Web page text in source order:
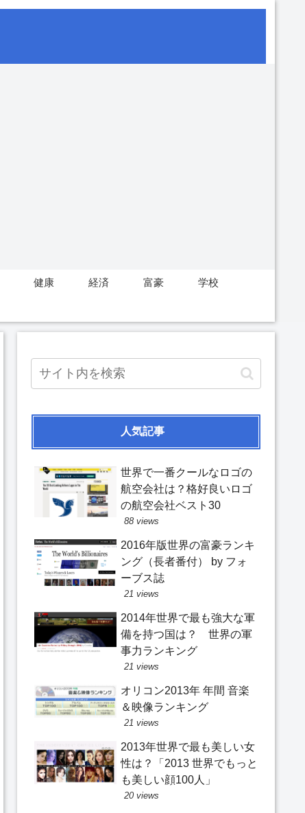
健康 経済 富豪 学校
人気記事
世界で一番クールなロゴの
航空会社は？格好良いロゴ
の航空会社ベスト30
88 views
2016年版世界の富豪ランキ
ング（長者番付） by フォ
ーブス誌
21 views
2014年世界で最も強大な軍
備を持つ国は？ 世界の軍
事力ランキング
21 views
オリコン2013年 年間 音楽
＆映像ランキング
21 views
2013年世界で最も美しい女
性は？「2013 世界でもっと
も美しい顔100人」
20 views